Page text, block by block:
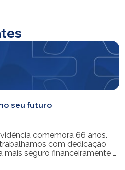
seu futuro
comemora 66 anos.
com dedicação
mais seguro financeiramente e